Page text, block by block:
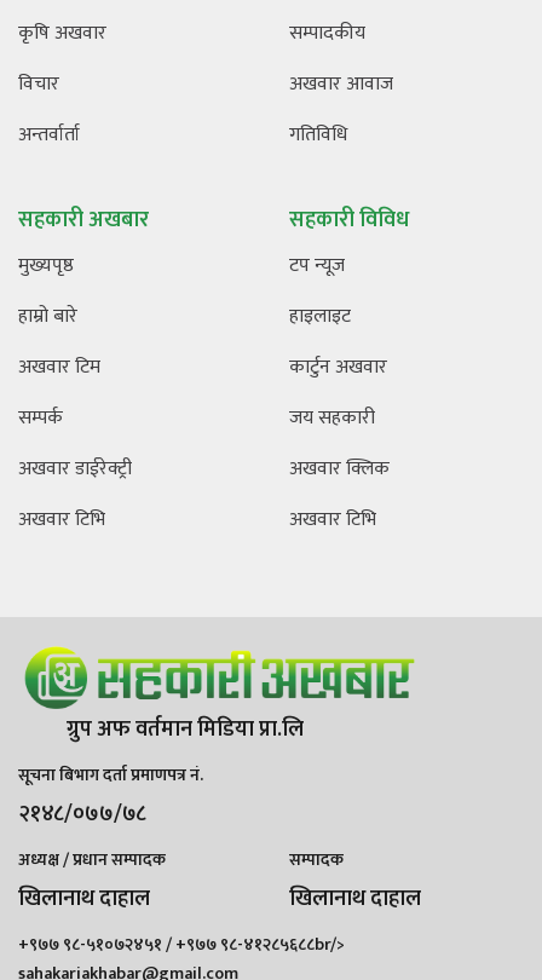
कृषि अखवार
विचार
अन्तर्वार्ता
सम्पादकीय
अखवार आवाज
गतिविधि
सहकारी अखबार
मुख्यपृष्ठ
हाम्रो बारे
अखवार टिम
सम्पर्क
अखवार डाईरेक्ट्री
अखवार टिभि
सहकारी विविध
टप न्यूज
हाइलाइट
कार्टुन अखवार
जय सहकारी
अखवार क्लिक
अखवार टिभि
ग्रुप अफ वर्तमान मिडिया प्रा.लि
सूचना बिभाग दर्ता प्रमाणपत्र नं.
२१४८/०७७/७८
अध्यक्ष / प्रधान सम्पादक
खिलानाथ दाहाल
सम्पादक
खिलानाथ दाहाल
+९७७ ९८-५१०७२४५१ / +९७७ ९८-४१२८५६८८br/>
sahakariakhabar@gmail.com